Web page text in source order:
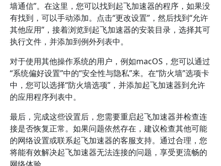
墙通信”。在这里，您可以找到起飞加速器的程序，如果没
有找到，可以手动添加。点击“更改设置”，然后找到“允许
其他应用”，接着浏览到起飞加速器的安装目录，选择其可
执行文件，并添加到例外列表中。
对于使用其他操作系统的用户，例如macOS，您可以通过
“系统偏好设置”中的“安全性与隐私”来。在“防火墙”选项卡
中，您可以选择“防火墙选项”，并添加起飞加速器到允许
的应用程序列表中。
最后，完成这些设置后，您需要重启起飞加速器并检查连
接是否恢复正常。如果问题依然存在，建议检查其他可能
的网络设置或联系起飞加速器的客服支持。通过合理，您
将能有效解决起飞加速器无法连接的问题，享受更流畅的